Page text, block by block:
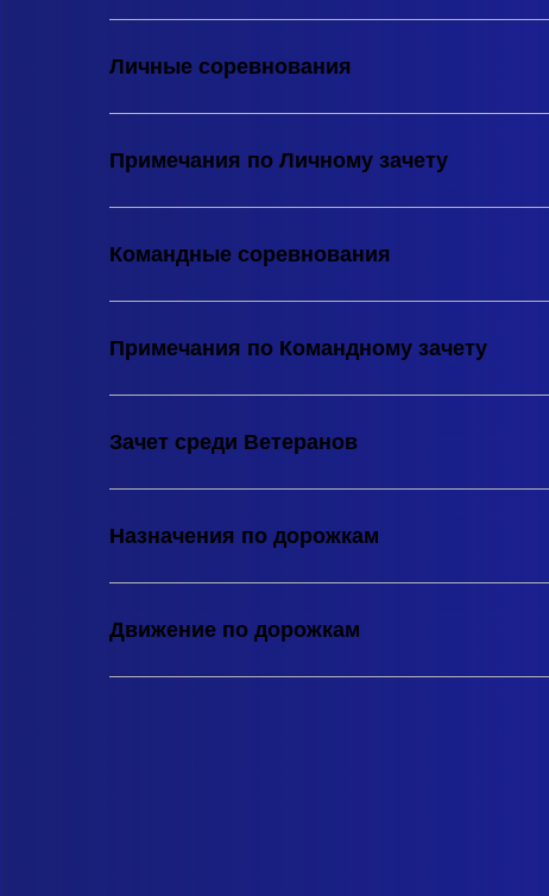
Личные соревнования
Примечания по Личному зачету
Командные соревнования
Примечания по Командному зачету
Зачет среди Ветеранов
Назначения по дорожкам
Движение по дорожкам